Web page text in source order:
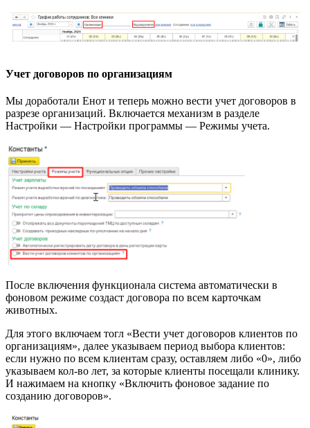
Учет договоров по организациям
Мы доработали Енот и теперь можно вести учет договоров в
разрезе организаций. Включается механизм в разделе
Настройки — Настройки программы — Режимы учета.
После включения функционала система автоматически в
фоновом режиме создаст договора по всем карточкам
животных.
Для этого включаем тогл «Вести учет договоров клиентов по
организациям», далее указываем период выбора клиентов:
если нужно по всем клиентам сразу, оставляем либо «0», либо
указываем кол-во лет, за которые клиенты посещали клинику.
И нажимаем на кнопку «Включить фоновое задание по
созданию договоров».